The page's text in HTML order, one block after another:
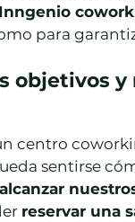
Inngenio
para
objetivos
centro
sentirse
alcanzar
reservar una